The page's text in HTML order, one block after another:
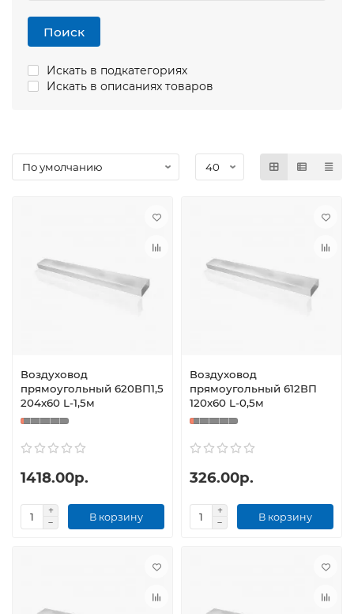
Поиск
Искать в подкатегориях
Искать в описаниях товаров
Воздуховод
прямоугольный 620ВП1,5
204x60 L-1,5м
1418.00р.
В корзину
Воздуховод
прямоугольный 612ВП
120x60 L-0,5м
326.00р.
В корзину